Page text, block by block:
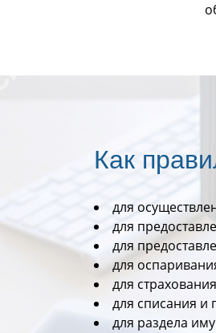
Как
для
для
для
для
для
для списания и
для раздела